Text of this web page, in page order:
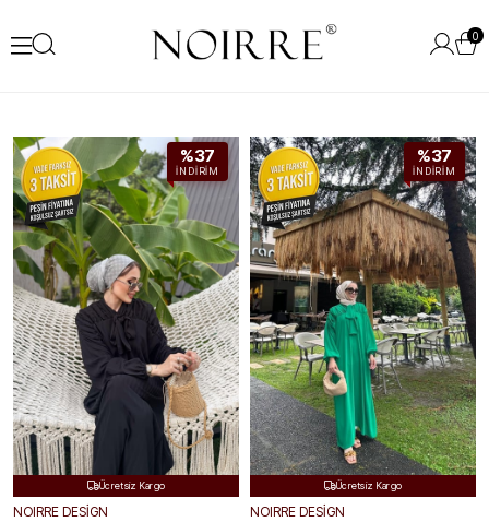
0
Ücretsiz Kargo
 Hızlı Teslimat
%37
İNDIRIM
NOIRRE DESİGN
Ücretsiz Kargo
Hızlı Teslimat
%37
İNDIRIM
NOIRRE DESİGN